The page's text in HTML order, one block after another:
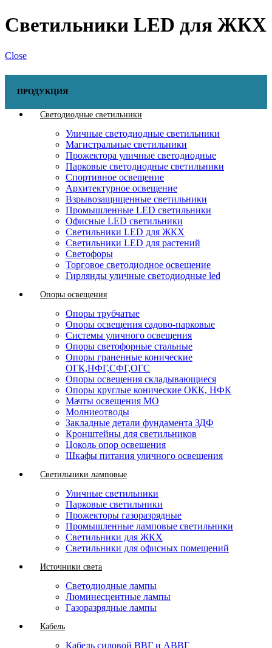
Cветильники LED для ЖКХ
Close
ПРОДУКЦИЯ
Светодиодные светильники
Уличные светодиодные светильники
Магистральные светильники
Прожектора уличные светодиодные
Парковые светодиодные светильники
Спортивное освещение
Архитектурное освещение
Взрывозащищенные светильники
Промышленные LED светильники
Офисные LED светильники
Cветильники LED для ЖКХ
Светильники LED для растений
Светофоры
Торговое светодиодное освещение
Гирлянды уличные светодиодные led
Опоры освещения
Опоры трубчатые
Опоры освещения садово-парковые
Системы уличного освещения
Опоры светофорные стальные
Опоры граненные конические
ОГК,НФГ,СФГ,ОГС
Опоры освещения складывающиеся
Опоры круглые конические ОКК, НФК
Мачты освещения МО
Молниеотводы
Закладные детали фундамента ЗДФ
Кронштейны для светильников
Цоколь опор освещения
Шкафы питания уличного освещения
Светильники ламповые
Уличные светильники
Парковые светильники
Прожекторы газоразрядные
Промышленные ламповые светильники
Светильники для ЖКХ
Светильники для офисных помещений
Источники света
Светодиодные лампы
Люминесцентные лампы
Газоразрядные лампы
Кабель
Кабель силовой ВВГ и АВВГ